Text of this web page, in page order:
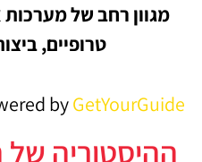
מגוון רחב של מערכות
טרופיים,
byGetYourGuide
ההיסטוריה